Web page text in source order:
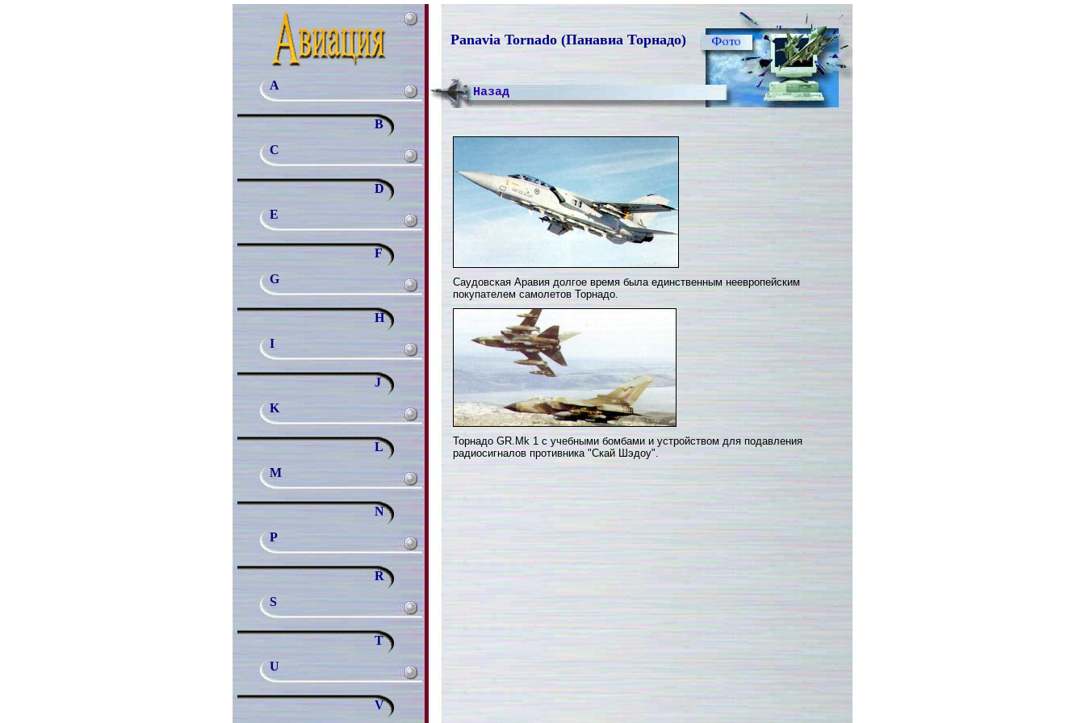
Panavia Tornado (Панавиа Торнадо)
A
B
C
D
E
F
G
H
I
J
K
L
M
N
P
R
S
T
U
V
Назад
Саудовская Аравия долгое время была единственным неевропейским
покупателем самолетов Торнадо.
Торнадо GR.Mk 1 с учебными бомбами и устройством для подавления
радиосигналов противника "Скай Шэдоу".